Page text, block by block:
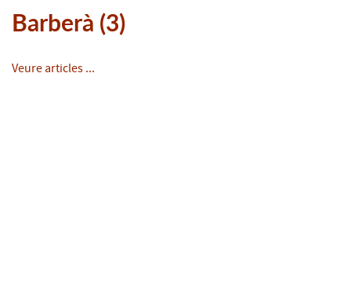
Barberà (3)
Veure articles ...